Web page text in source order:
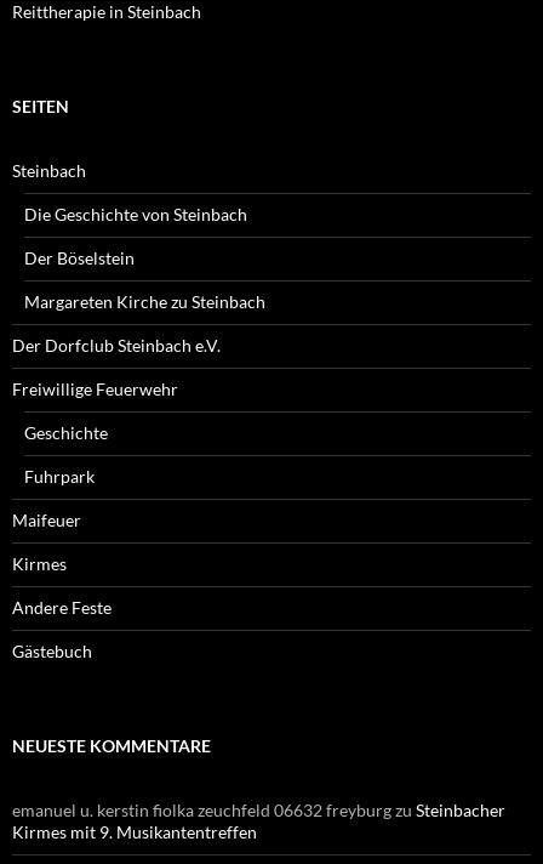
Reittherapie in Steinbach
SEITEN
Steinbach
Die Geschichte von Steinbach
Der Böselstein
Margareten Kirche zu Steinbach
Der Dorfclub Steinbach e.V.
Freiwillige Feuerwehr
Geschichte
Fuhrpark
Maifeuer
Kirmes
Andere Feste
Gästebuch
NEUESTE KOMMENTARE
emanuel u. kerstin fiolka zeuchfeld 06632 freyburgzu Steinbacher
Kirmes mit 9. Musikantentreffen